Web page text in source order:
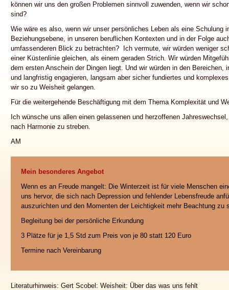
können wir uns den großen Problemen sinnvoll zuwenden, wenn wir
sind?
Wie wäre es also, wenn wir unser persönliches Leben als eine
Beziehungsebene, in unseren beruflichen Kontexten und in der Folge
umfassenderen Blick zu betrachten? Ich vermute, wir würden weniger
einer Küstenlinie gleichen, als einem geraden Strich. Wir würden
dem ersten Anschein der Dingen liegt. Und wir würden in den
und langfristig engagieren, langsam aber sicher fundiertes und
wir so zu Weisheit gelangen.
Für die weitergehende Beschäftigung mit dem Thema Komplexität und
Ich wünsche uns allen einen gelassenen und herzoffenen
nach Harmonie zu streben.
AM
Mein besonderes Angebot
Wenn es an Freude mangelt: Die Winterzeit ist für viele Menschen
uns hervor, die sich nach Depression und fehlender Lebensfreude
auszurichten und den Momenten der Leichtigkeit mehr Beachtung zu
Begleitung bei der persönliche Erkundung
3 Plätze für je 1,5 Std zum Preis von je 80 statt 120 Euro
Termine nach Vereinbarung
Literaturhinweis: Gert Scobel: Weisheit: Über das was uns fehlt